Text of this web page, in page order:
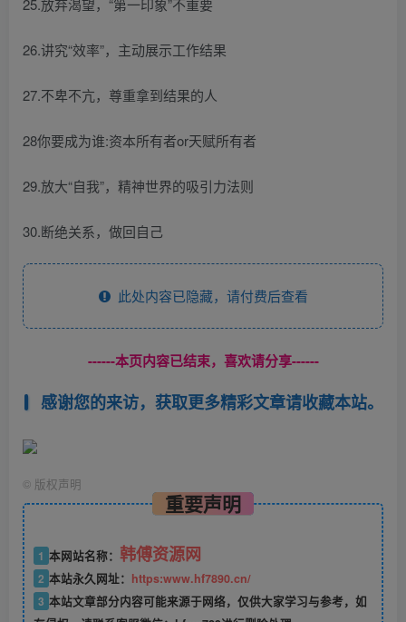
25.放弃渴望，“第一印象”不重要
26.讲究“效率”，主动展示工作结果
27.不卑不亢，尊重拿到结果的人
28你要成为谁:资本所有者or天赋所有者
29.放大“自我”，精神世界的吸引力法则
30.断绝关系，做回自己
此处内容已隐藏，请付费后查看
------本页内容已结束，喜欢请分享------
感谢您的来访，获取更多精彩文章请收藏本站。
© 版权声明
重要声明
1 本网站名称： 韩傅资源网
2 本站永久网址： https:www.hf7890.cn/
3 本站文章部分内容可能来源于网络，仅供大家学习与参考，如